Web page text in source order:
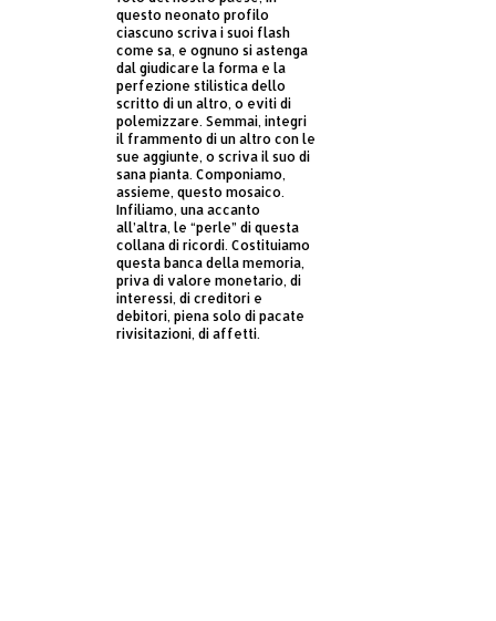
questo neonato profilo
ciascuno scriva i suoi flash
come sa, e ognuno si astenga
dal giudicare la forma e la
perfezione stilistica dello
scritto di un altro, o eviti di
polemizzare. Semmai, integri
il frammento di un altro con le
sue aggiunte, o scriva il suo di
sana pianta. Componiamo,
assieme, questo mosaico.
Infiliamo, una accanto
all’altra, le “perle” di questa
collana di ricordi. Costituiamo
questa banca della memoria,
priva di valore monetario, di
interessi, di creditori e
debitori, piena solo di pacate
rivisitazioni, di affetti.